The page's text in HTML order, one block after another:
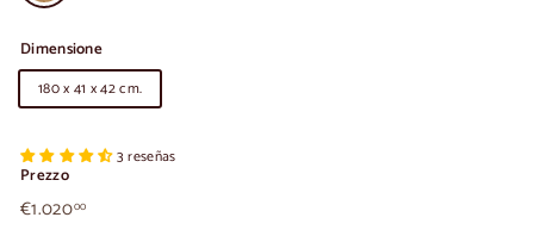
Dimensione
180 x 41 x 42 cm.
3 reseñas
Prezzo
Prezzo
normale
€1.02000€1.020,00